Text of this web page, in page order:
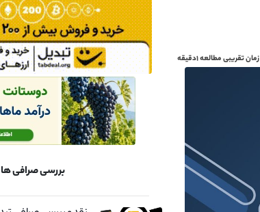
زمان تقریبی مطالعه۱دقیقه
بررسی صرافی ها